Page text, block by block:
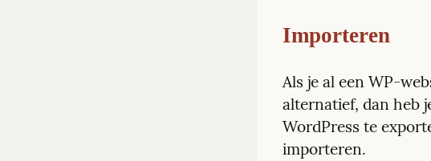
Importeren
Als je al een WP-
alternatief, dan heb
WordPress te
importeren.